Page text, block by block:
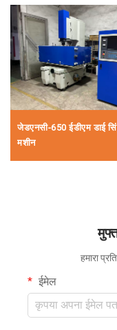
जेडएनसी-650 ईडीएम डाई
मशीन
हमारा
ईमेल